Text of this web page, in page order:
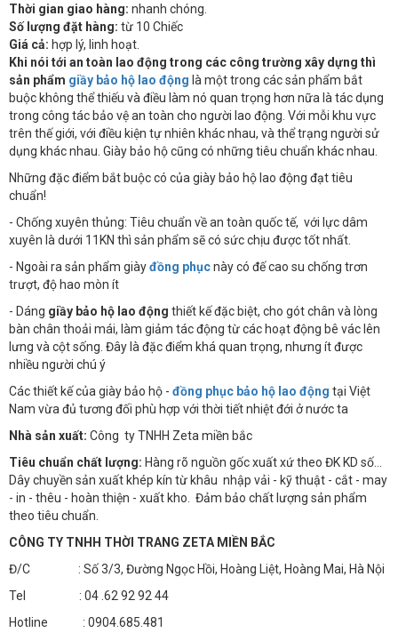
Thời gian giao hàng: nhanh chóng.
Số lượng đặt hàng: từ 10 Chiếc
Giá cả: hợp lý, linh hoạt.
Khi nói tới an toàn lao động trong các công trường xây dựng thì
sản phẩm giầy bảo hộ lao động là một trong các sản phẩm bắt
buộc không thể thiếu và điều làm nó quan trọng hơn nữa là tác dụng
trong công tác bảo vệ an toàn cho người lao động. Với mỗi khu vực
trên thế giới, với điều kiện tự nhiên khác nhau, và thể trạng người sử
dụng khác nhau. Giày bảo hộ cũng có những tiêu chuẩn khác nhau.
Những đặc điểm bắt buộc có của giày bảo hộ lao động đạt tiêu
chuẩn!
- Chống xuyên thủng: Tiêu chuẩn về an toàn quốc tế, với lực dâm
xuyên là dưới 11KN thì sản phẩm sẽ có sức chịu được tốt nhất.
- Ngoài ra sản phẩm giàyđồng phụcnày có đế cao su chống trơn
trượt, độ hao mòn ít
- Dáng giầy bảo hộ lao động thiết kế đặc biệt, cho gót chân và lòng
bàn chân thoải mái, làm giảm tác động từ các hoạt động bê vác lên
lưng và cột sống. Đây là đặc điểm khá quan trọng, nhưng ít được
nhiều người chú ý
Các thiết kế của giày bảo hộ - đồng phục bảo hộ lao động tại Việt
Nam vừa đủ tương đối phù hợp với thời tiết nhiệt đới ở nước ta
Nhà sản xuất: Công ty TNHH Zeta miền bắc
Tiêu chuẩn chất lượng: Hàng rõ nguồn gốc xuất xứ theo ĐK KD số…
Dây chuyền sản xuất khép kín từ khâu nhập vải - kỹ thuật - cắt - may
- in - thêu - hoàn thiện - xuất kho. Đảm bảo chất lượng sản phẩm
theo tiêu chuẩn.
CÔNG TY TNHH THỜI TRANG ZETA MIỀN BẮC
Đ/C : Số 3/3, Đường Ngọc Hồi, Hoàng Liệt, Hoàng Mai, Hà Nội
Tel : 04 .62 92 92 44
Hotline : 0904.685.481